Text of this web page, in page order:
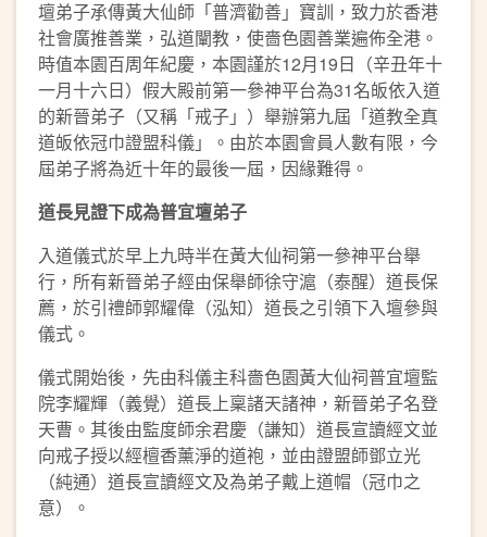
壇弟子承傳黃大仙師「普濟勸善」寶訓，致力於香港
社會廣推善業，弘道闡教，使嗇色園善業遍佈全港。
時值本園百周年紀慶，本園謹於12月19日（辛丑年十
一月十六日）假大殿前第一參神平台為31名皈依入道
的新晉弟子（又稱「戒子」）舉辦第九屆「道教全真
道皈依冠巾證盟科儀」。由於本園會員人數有限，今
屆弟子將為近十年的最後一屆，因緣難得。
道長見證下成為普宜壇弟子
入道儀式於早上九時半在黃大仙祠第一參神平台舉
行，所有新晉弟子經由保舉師徐守滬（泰醒）道長保
薦，於引禮師郭耀偉（泓知）道長之引領下入壇參與
儀式。
儀式開始後，先由科儀主科嗇色園黃大仙祠普宜壇監
院李耀輝（義覺）道長上稟諸天諸神，新晉弟子名登
天曹。其後由監度師余君慶（謙知）道長宣讀經文並
向戒子授以經檀香薰淨的道袍，並由證盟師鄧立光
（純通）道長宣讀經文及為弟子戴上道帽（冠巾之
意）。